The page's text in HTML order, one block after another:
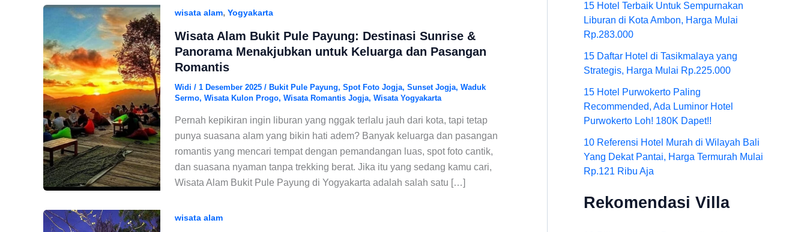
wisata alam, Yogyakarta
Wisata Alam Bukit Pule Payung: Destinasi Sunrise &
Panorama Menakjubkan untuk Keluarga dan Pasangan
Romantis
Widi / 1 Desember 2025 / Bukit Pule Payung, Spot Foto Jogja, Sunset Jogja, Waduk
Sermo, Wisata Kulon Progo, Wisata Romantis Jogja, Wisata Yogyakarta
Pernah kepikiran ingin liburan yang nggak terlalu jauh dari kota, tapi tetap
punya suasana alam yang bikin hati adem? Banyak keluarga dan pasangan
romantis yang mencari tempat dengan pemandangan luas, spot foto cantik,
dan suasana nyaman tanpa trekking berat. Jika itu yang sedang kamu cari,
Wisata Alam Bukit Pule Payung di Yogyakarta adalah salah satu […]
wisata alam
15 Hotel Terbaik Untuk Sempurnakan
Liburan di Kota Ambon, Harga Mulai
Rp.283.000
15 Daftar Hotel di Tasikmalaya yang
Strategis, Harga Mulai Rp.225.000
15 Hotel Purwokerto Paling
Recommended, Ada Luminor Hotel
Purwokerto Loh! 180K Dapet!!
10 Referensi Hotel Murah di Wilayah Bali
Yang Dekat Pantai, Harga Termurah Mulai
Rp.121 Ribu Aja
Rekomendasi Villa